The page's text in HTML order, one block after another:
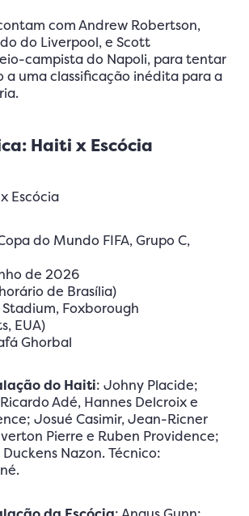
com Andrew Robertson,
do Liverpool, e Scott
campista do Napoli, para tentar
a uma classificação inédita para a
Haiti x Escócia
Escócia
do Mundo FIFA, Grupo C,
de 2026
de Brasília)
Foxborough
EUA)
Ghorbal
do Haiti: Johny Placide;
Adé, Hannes Delcroix e
Josué Casimir, Jean-Ricner
Pierre e Ruben Providence;
Nazon. Técnico: